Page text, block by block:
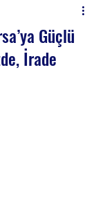
Güçlü
İrade